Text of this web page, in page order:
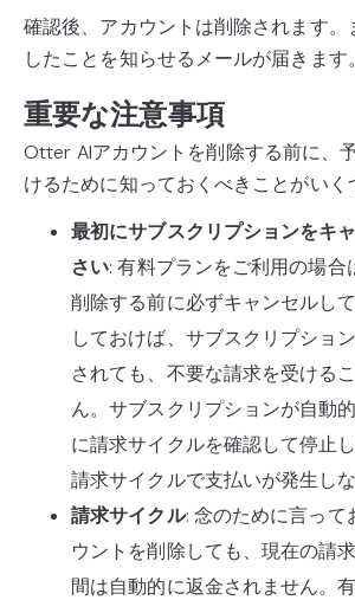
確認後、アカウントは削除されます。
したことを知らせるメールが届きます。
重要な注意事項
Otter AIアカウントを削除する前に、
けるために知っておくべきことがいく
最初にサブスクリプションをキ
さい: 有料プランをご利用の場合
削除する前に必ずキャンセルし
しておけば、サブスクリプショ
されても、不要な請求を受ける
ん。サブスクリプションが自動
に請求サイクルを確認して停止
請求サイクルで支払いが発生しな
請求サイクル: 念のために言って
ウントを削除しても、現在の請
間は自動的に返金されません。